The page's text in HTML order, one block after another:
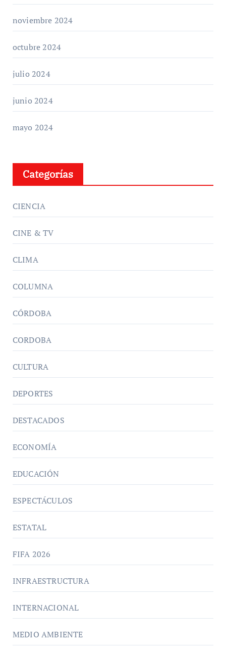
noviembre 2024
octubre 2024
julio 2024
junio 2024
mayo 2024
Categorías
CIENCIA
CINE & TV
CLIMA
COLUMNA
CÓRDOBA
CORDOBA
CULTURA
DEPORTES
DESTACADOS
ECONOMÍA
EDUCACIÓN
ESPECTÁCULOS
ESTATAL
FIFA 2026
INFRAESTRUCTURA
INTERNACIONAL
MEDIO AMBIENTE